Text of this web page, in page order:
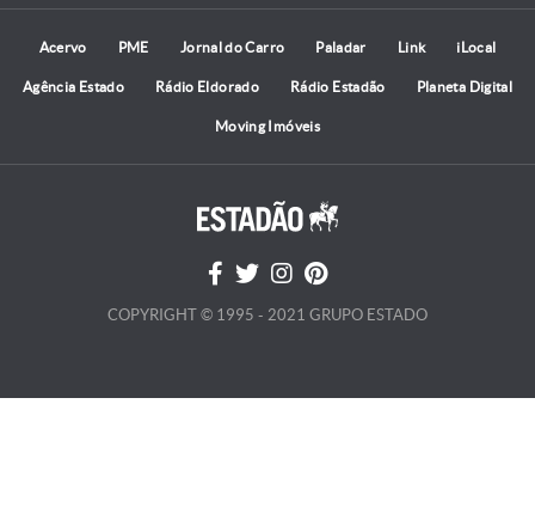
Acervo PME Jornal do Carro Paladar Link iLocal
Agência Estado Rádio Eldorado Rádio Estadão Planeta Digital
Moving Imóveis
COPYRIGHT © 1995 - 2021 GRUPO ESTADO